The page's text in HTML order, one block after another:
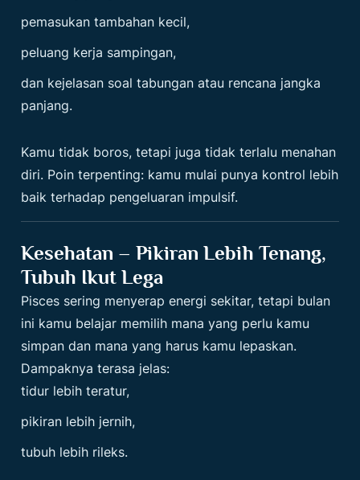
pemasukan tambahan kecil,
peluang kerja sampingan,
dan kejelasan soal tabungan atau rencana jangka
panjang.
Kamu tidak boros, tetapi juga tidak terlalu menahan
diri. Poin terpenting: kamu mulai punya kontrol lebih
baik terhadap pengeluaran impulsif.
Kesehatan – Pikiran Lebih Tenang,
Tubuh Ikut Lega
Pisces sering menyerap energi sekitar, tetapi bulan
ini kamu belajar memilih mana yang perlu kamu
simpan dan mana yang harus kamu lepaskan.
Dampaknya terasa jelas:
tidur lebih teratur,
pikiran lebih jernih,
tubuh lebih rileks.